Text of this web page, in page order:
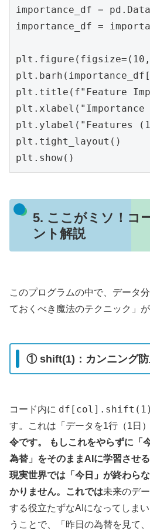
importance_df =
importance_df =
plt.title(f"Feature
plt.ylabel("Features
plt.tight_layout()
5. ここがミソ！コ
ント解説
このプログラムの中で、データ
ておくべき魔法のテクニック」
① shift(1)：カンニング防
コード内に df[col].shift(1)
す。これは「データを1行（1日
令です。 もしこれをやらずに「
為替」をそのままAIに学習させ
現実世界では「今日」が終わら
かりません。これでは未来のデ
する役立たずなAIになってしまい
うことで、「昨日の為替を見て